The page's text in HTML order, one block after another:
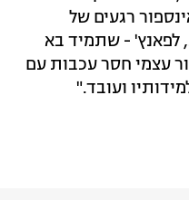
רגעים של
לפאנץ' - שתמיד בא
עצמי חסר עכבות עם
ועובד."